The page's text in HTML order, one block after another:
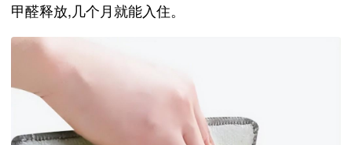
甲醛释放,几个月就能入住。